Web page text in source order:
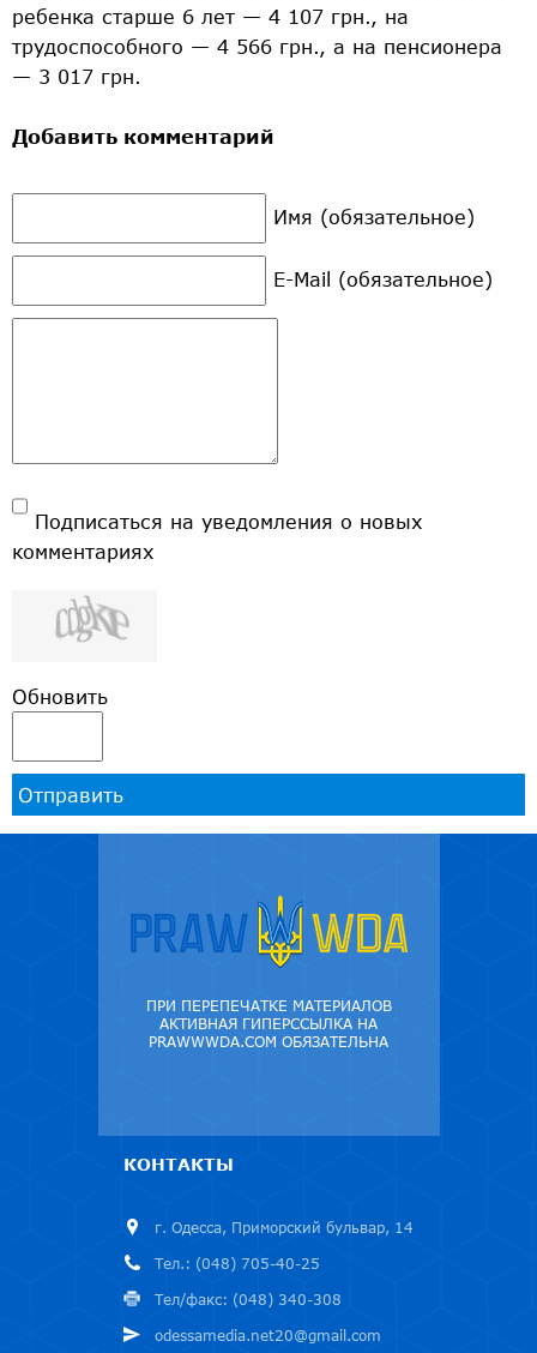
ребенка старше 6 лет — 4 107 грн., на
трудоспособного — 4 566 грн., а на пенсионера
— 3 017 грн.
Добавить комментарий
Имя (обязательное)
E-Mail (обязательное)
Подписаться на уведомления о новых
комментариях
Обновить
Отправить
ПРИ ПЕРЕПЕЧАТКЕ МАТЕРИАЛОВ
АКТИВНАЯ ГИПЕРССЫЛКА НА
PRAWWWDA.COM ОБЯЗАТЕЛЬНА
КОНТАКТЫ
г. Одесса, Приморский бульвар, 14
Тел.: (048) 705-40-25
Тел/факс: (048) 340-308
odessamedia.net20@gmail.com